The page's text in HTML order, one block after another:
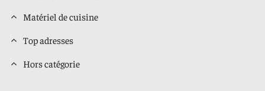
Matériel de cuisine
Top adresses
Hors catégorie